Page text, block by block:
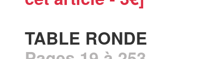
TABLE RONDE